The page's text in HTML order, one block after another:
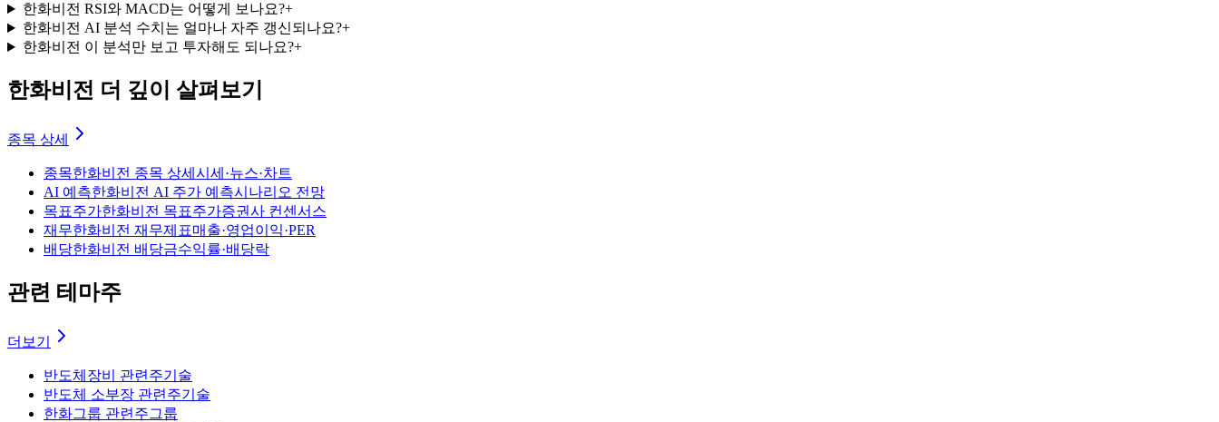
한화비전 RSI와 MACD는 어떻게 보나요?+
한화비전 AI 분석 수치는 얼마나 자주 갱신되나요?+
한화비전 이 분석만 보고 투자해도 되나요?+
한화비전 더 깊이 살펴보기
종목 상세
종목한화비전 종목 상세 시세·뉴스·차트
AI 예측한화비전 AI 주가 예측시나리오 전망
목표주가한화비전 목표주가증권사 컨센서스
재무한화비전 재무제표매출·영업이익·PER
배당한화비전 배당금수익률·배당락
관련 테마주
더보기
반도체장비 관련주기술
반도체 소부장 관련주기술
한화그룹 관련주그룹